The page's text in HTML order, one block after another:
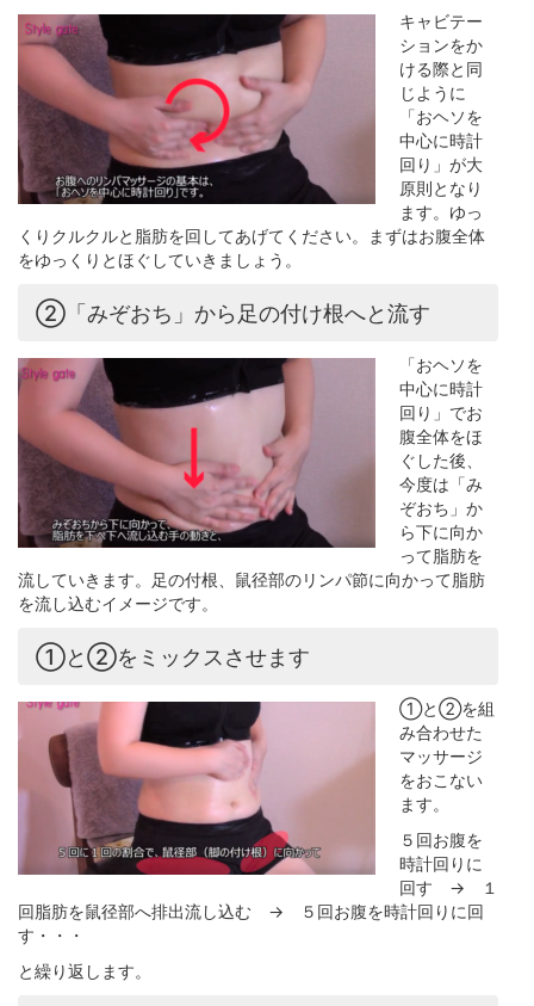
キャビテー
ションをか
ける際と同
じように
「おヘソを
中心に時計
回り」が大
原則となり
ます。ゆっ
くりクルクルと脂肪を回してあげてください。まずはお腹全体
をゆっくりとほぐしていきましょう。
②「みぞおち」から足の付け根へと流す
「おヘソを
中心に時計
回り」でお
腹全体をほ
ぐした後、
今度は「み
ぞおち」か
ら下に向か
って脂肪を
流していきます。足の付根、鼠径部のリンパ節に向かって脂肪
を流し込むイメージです。
①と②をミックスさせます
①と②を組
み合わせた
マッサージ
をおこない
ます。
５回お腹を
時計回りに
回す → １
回脂肪を鼠径部へ排出流し込む → ５回お腹を時計回りに回
す・・・
と繰り返します。